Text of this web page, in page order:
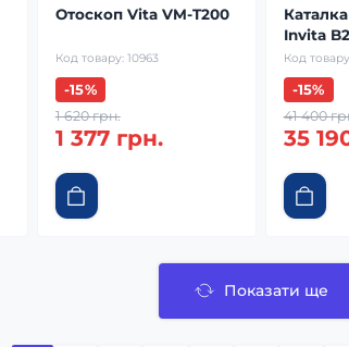
Отоскоп Vita VM-T200
Код товару: 10963
-15%
1 620 грн.
1 377 грн.
Invita B2
Код
-15%
41 400
35
Показати ще